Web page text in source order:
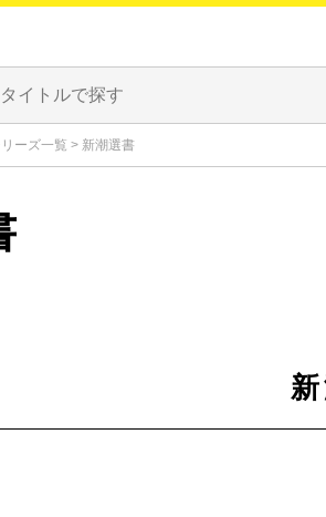
ーズ一覧 > 新潮選書